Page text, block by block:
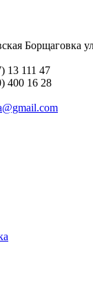
Борщаговка
13 111 47
400 16 28